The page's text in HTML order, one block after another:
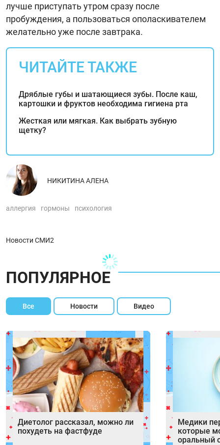
лучше приступать утром сразу после
пробуждения, а пользоваться ополаскивателем
желательно уже после завтрака.
ЧИТАЙТЕ ТАКЖЕ
Дряблые губы и шатающиеся зубы. После каш,
картошки и фруктов необходима гигиена рта
Жесткая или мягкая. Как выбрать зубную
щетку?
НИКИТИНА АЛЕНА
аллергия гормоны психология
Новости СМИ2
ПОПУЛЯРНОЕ
Все Новости Видео
Диетолог рассказал, можно ли
похудеть на фастфуде
Медики
которые
оральный